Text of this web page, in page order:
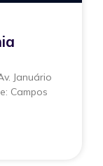
Januário
Campos